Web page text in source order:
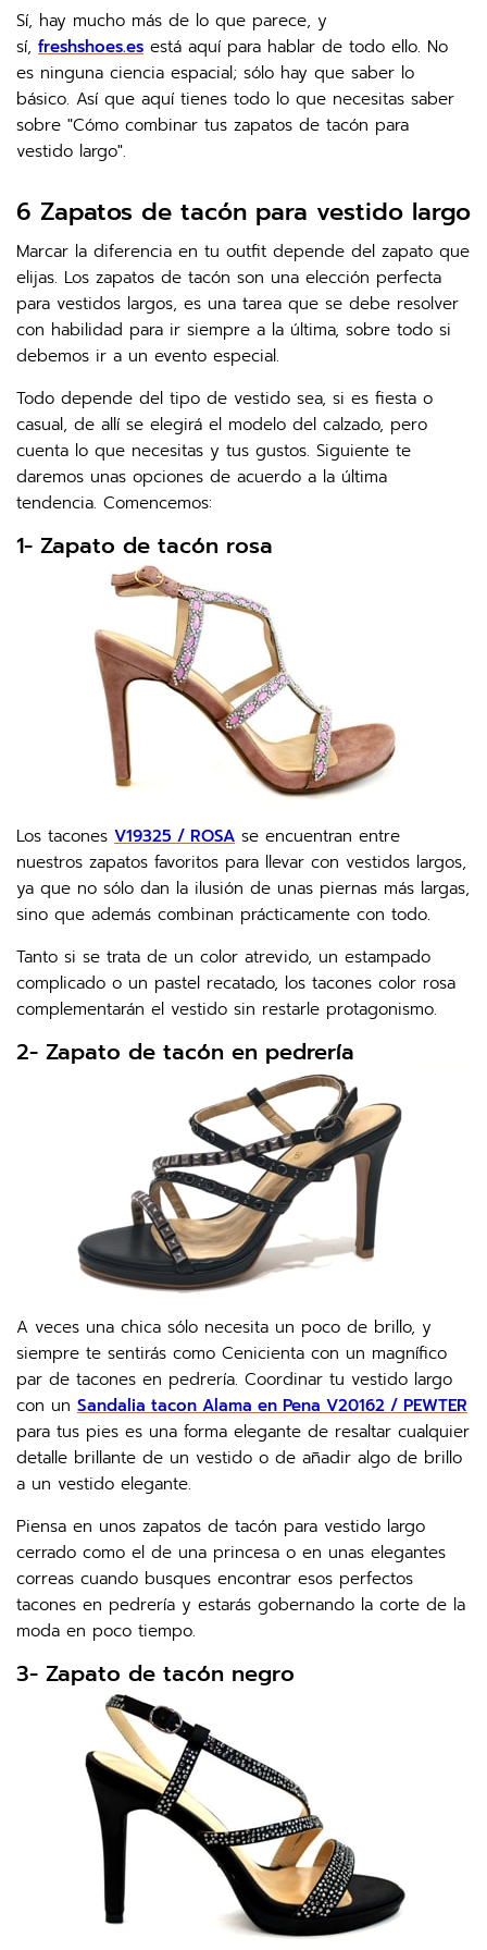
Sí, hay mucho más de lo que parece, y
sí, freshshoes.es está aquí para hablar de todo ello. No
es ninguna ciencia espacial; sólo hay que saber lo
básico. Así que aquí tienes todo lo que necesitas saber
sobre "Cómo combinar tus zapatos de tacón para
vestido largo".
6 Zapatos de tacón para vestido largo
Marcar la diferencia en tu outfit depende del zapato que
elijas. Los zapatos de tacón son una elección perfecta
para vestidos largos, es una tarea que se debe resolver
con habilidad para ir siempre a la última, sobre todo si
debemos ir a un evento especial.
Todo depende del tipo de vestido sea, si es fiesta o
casual, de allí se elegirá el modelo del calzado, pero
cuenta lo que necesitas y tus gustos. Siguiente te
daremos unas opciones de acuerdo a la última
tendencia. Comencemos:
1- Zapato de tacón rosa
Los tacones V19325 / ROSA se encuentran entre
nuestros zapatos favoritos para llevar con vestidos largos,
ya que no sólo dan la ilusión de unas piernas más largas,
sino que además combinan prácticamente con todo.
Tanto si se trata de un color atrevido, un estampado
complicado o un pastel recatado, los tacones color rosa
complementarán el vestido sin restarle protagonismo.
2- Zapato de tacón en pedrería
A veces una chica sólo necesita un poco de brillo, y
siempre te sentirás como Cenicienta con un magnífico
par de tacones en pedrería. Coordinar tu vestido largo
con un Sandalia tacon Alama en Pena V20162 / PEWTER
para tus pies es una forma elegante de resaltar cualquier
detalle brillante de un vestido o de añadir algo de brillo
a un vestido elegante.
Piensa en unos zapatos de tacón para vestido largo
cerrado como el de una princesa o en unas elegantes
correas cuando busques encontrar esos perfectos
tacones en pedrería y estarás gobernando la corte de la
moda en poco tiempo.
3- Zapato de tacón negro